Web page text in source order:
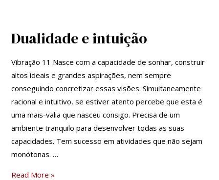
Dualidade e intuição
Vibração 11 Nasce com a capacidade de sonhar, construir
altos ideais e grandes aspirações, nem sempre
conseguindo concretizar essas visões. Simultaneamente
racional e intuitivo, se estiver atento percebe que esta é
uma mais-valia que nasceu consigo. Precisa de um
ambiente tranquilo para desenvolver todas as suas
capacidades. Tem sucesso em atividades que não sejam
monótonas. …
Dualidade
intuição
Read More »